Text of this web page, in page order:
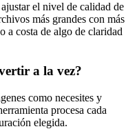
el nivel de calidad de
más grandes con más
a costa de algo de claridad
a la vez?
como necesites y
procesa cada
elegida.